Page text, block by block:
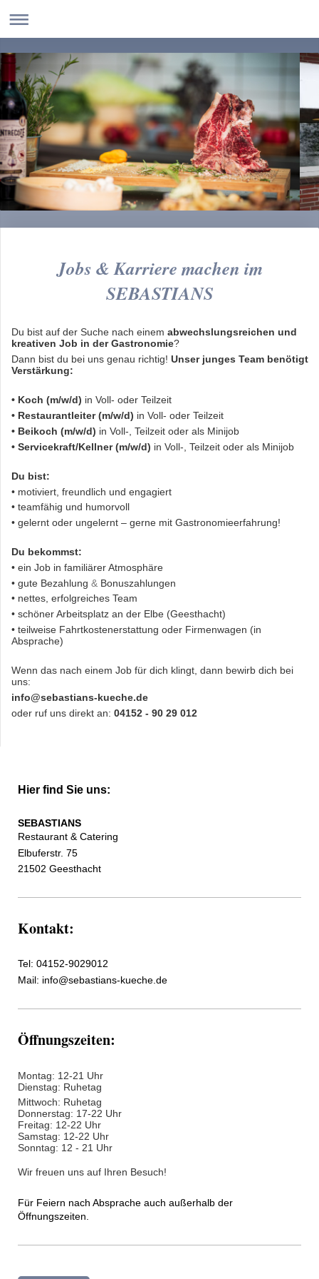
Jobs & Karriere machen im
SEBASTIANS
Du bist auf der Suche nach einem abwechslungsreichen und
kreativen Job in der Gastronomie?
Dann bist du bei uns genau richtig! Unser junges Team benötigt
Verstärkung:
• Koch (m/w/d) in Voll- oder Teilzeit
• Restaurantleiter (m/w/d) in Voll- oder Teilzeit
• Beikoch (m/w/d) in Voll-, Teilzeit oder als Minijob
• Servicekraft/Kellner (m/w/d) in Voll-, Teilzeit oder als Minijob
Du bist:
• motiviert, freundlich und engagiert
• teamfähig und humorvoll
• gelernt oder ungelernt – gerne mit Gastronomieerfahrung!
Du bekommst:
• ein Job in familiärer Atmosphäre
• gute Bezahlung & Bonuszahlungen
• nettes, erfolgreiches Team
• schöner Arbeitsplatz an der Elbe (Geesthacht)
• teilweise Fahrtkostenerstattung oder Firmenwagen (in
Absprache)
Wenn das nach einem Job für dich klingt, dann bewirb dich bei
uns:
info@sebastians-kueche.de
oder ruf uns direkt an: 04152 - 90 29 012
Hier find Sie uns:
SEBASTIANS
Restaurant & Catering
Elbuferstr. 75
21502 Geesthacht
Kontakt:
Tel: 04152-9029012
Mail: info@sebastians-kueche.de
Öffnungszeiten:
Montag: 12-21 Uhr
Dienstag: Ruhetag
Mittwoch: Ruhetag
Donnerstag: 17-22 Uhr
Freitag: 12-22 Uhr
Samstag: 12-22 Uhr
Sonntag: 12 - 21 Uhr
Wir freuen uns auf Ihren Besuch!
Für Feiern nach Absprache auch außerhalb der
Öffnungszeiten.